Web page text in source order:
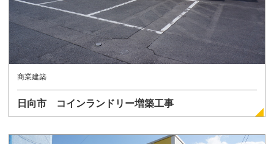
商業建築
日向市 コインランドリー増築工事